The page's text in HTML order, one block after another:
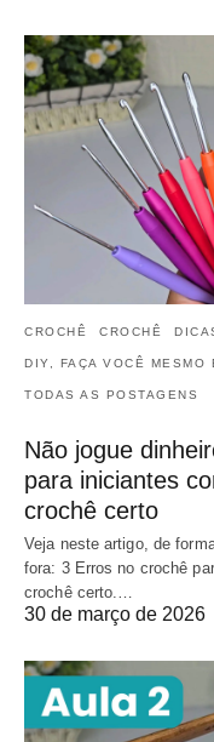
CROCHÊ CROCHÊ
DIY, FAÇA VOCÊ MESMO
TODAS AS POSTAGENS
Não jogue
para iniciantes
crochê certo
Veja neste artigo, de
fora: 3 Erros no crochê
crochê certo.…
30 de março de 2026